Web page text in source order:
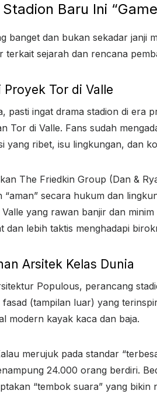
Baru Ini
banget dan bukan sekadar janji
sejarah dan rencana
Tor di Valle
pasti ingat drama stadion di era
Tor di Valle. Fans sudah
yang ribet, isu lingkungan, dan
The Friedkin Group (Dan &
secara hukum dan
yang rawan banjir dan
lebih taktis menghadapi
Arsitek Kelas Dunia
Populous, perancang
(tampilan luar) yang
modern kayak kaca dan baja.
merujuk pada standar
24.000 orang berdiri.
“tembok suara” yang bikin